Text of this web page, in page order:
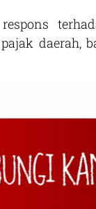
daerah,